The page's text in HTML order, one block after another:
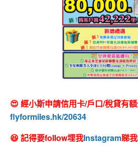
😍 經小斯申請信用卡/戶口/稅貸有
flyformiles.hk/20634
😆 記得要follow埋我Instagram睇